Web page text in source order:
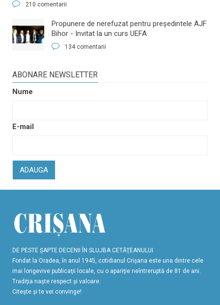
210 comentarii
​Propunere de nerefuzat pentru preşedintele AJF
Bihor - Invitat la un curs UEFA
134 comentarii
ABONARE NEWSLETTER
Nume
E-mail
ADAUGA
DE PESTE ŞAPTE DECENII ÎN SLUJBA CETĂŢEANULUI
Fondat la Oradea, în anul 1945, cotidianul Crişana este una dintre cele
mai longevive publicaţii locale, cu o apariţie neîntreruptă de 81 de ani.
Tradiţia naşte respect şi valoare.
Citeşte şi te vei convinge!